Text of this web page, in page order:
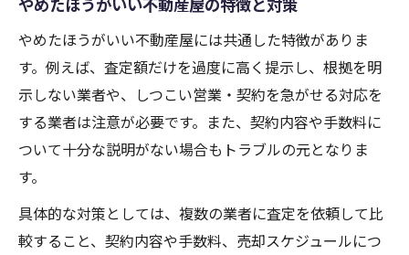
やめたほうがいい不動産屋には共通した特徴がありま
す。例えば、査定額だけを過度に高く提示し、根拠を明
示しない業者や、しつこい営業・契約を急がせる対応を
する業者は注意が必要です。また、契約内容や手数料に
ついて十分な説明がない場合もトラブルの元となりま
す。
具体的な対策としては、複数の業者に査定を依頼して比
較すること、契約内容や手数料、売却スケジュールにつ